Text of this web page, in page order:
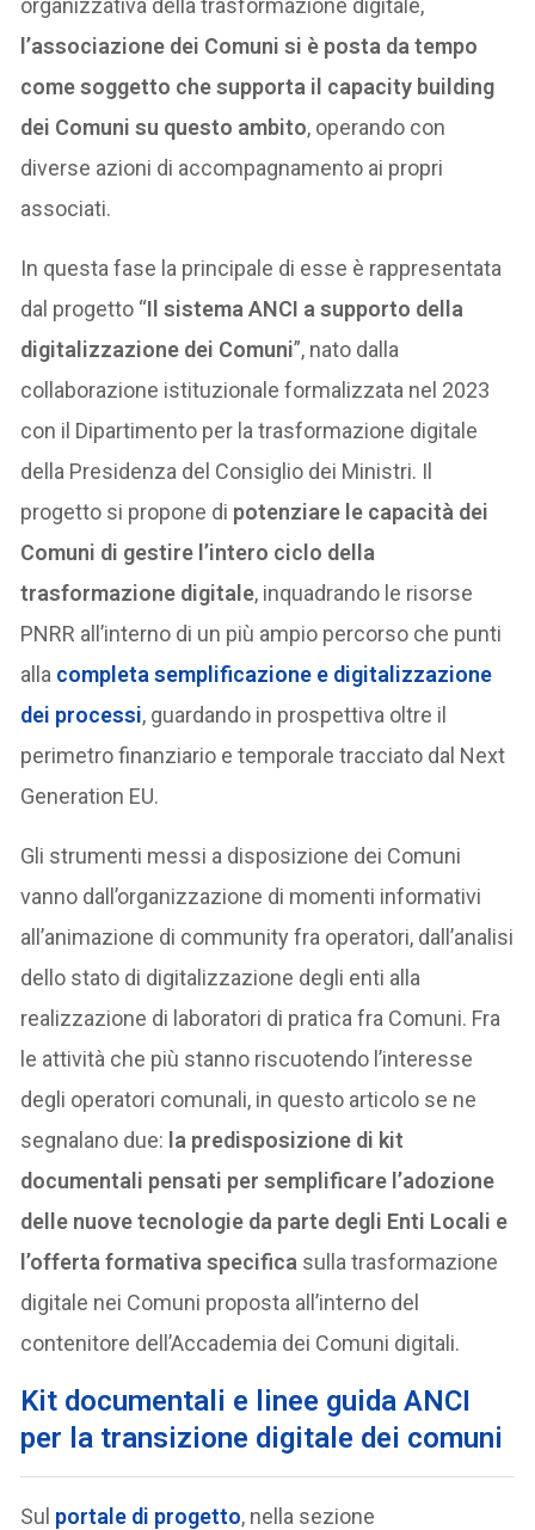
l’associazione dei Comuni si è posta da tempo
come soggetto che supporta il capacity building
dei Comuni su questo ambito, operando con
diverse azioni di accompagnamento ai propri
associati.
In questa fase la principale di esse è rappresentata
dal progetto “Il sistema ANCI a supporto della
digitalizzazione dei Comuni”, nato dalla
collaborazione istituzionale formalizzata nel 2023
con il Dipartimento per la trasformazione digitale
della Presidenza del Consiglio dei Ministri. Il
progetto si propone di potenziare le capacità dei
Comuni di gestire l’intero ciclo della
trasformazione digitale, inquadrando le risorse
PNRR all’interno di un più ampio percorso che punti
alla completa semplificazione e digitalizzazione
dei processi, guardando in prospettiva oltre il
perimetro finanziario e temporale tracciato dal Next
Generation EU.
Gli strumenti messi a disposizione dei Comuni
vanno dall’organizzazione di momenti informativi
all’animazione di community fra operatori, dall’analisi
dello stato di digitalizzazione degli enti alla
realizzazione di laboratori di pratica fra Comuni. Fra
le attività che più stanno riscuotendo l’interesse
degli operatori comunali, in questo articolo se ne
segnalano due: la predisposizione di kit
documentali pensati per semplificare l’adozione
delle nuove tecnologie da parte degli Enti Locali e
l’offerta formativa specifica sulla trasformazione
digitale nei Comuni proposta all’interno del
contenitore dell’Accademia dei Comuni digitali.
Kit documentali e linee guida ANCI
per la transizione digitale dei comuni
Sul portale di progetto, nella sezione